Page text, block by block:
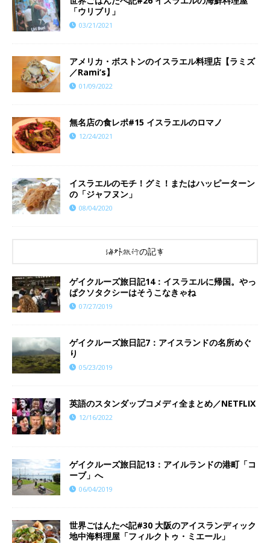
「ウリブリ」
03/21/2021
アメリカ・ボストンのイスラエル料理店【ラミズ
／Rami’s】
01/09/2022
​​無名店の食レポ#15 イスラエルのロマノ
12/24/2021
イスラエルのモチ！グミ！またはハッピーターン
の「ジャフヌン」
08/04/2020
海外旅行の記事
ゲイクルーズ旅日記14：イスラエルに帰国。やっ
ぱクソタクシーはそうこなきゃね
07/27/2019
ゲイクルーズ旅日記7：アイスランドの名所めぐ
り
05/23/2019
英語のスタンダップコメディ全まとめ／NETFLIX
12/16/2022
ゲイクルーズ旅日記13：アイルランドの港町「コ
ーブ」へ
06/04/2019
世界ごはんたべ記#30 大阪のアイスランディック
地中海料理屋「フィルクトゥ・ミエール」